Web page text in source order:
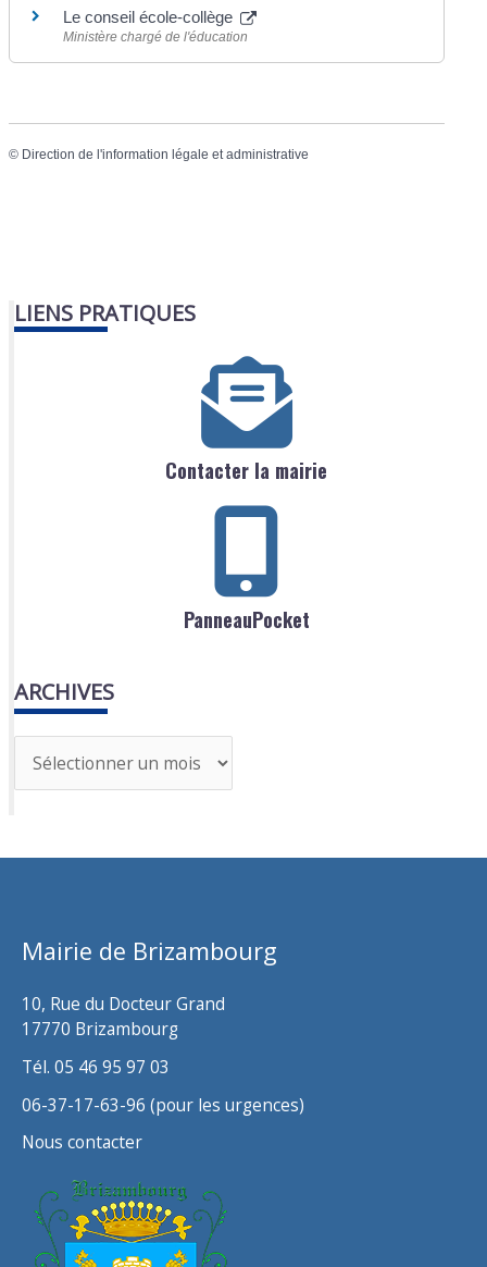
Le conseil école-collège
Ministère chargé de l'éducation
© Direction de l'information légale et administrative
LIENS PRATIQUES
Contacter la mairie
PanneauPocket
ARCHIVES
r
h
Mairie de Brizambourg
10, Rue du Docteur Grand
17770 Brizambourg
Tél. 05 46 95 97 03
06-37-17-63-96 (pour les urgences)
Nous contacter